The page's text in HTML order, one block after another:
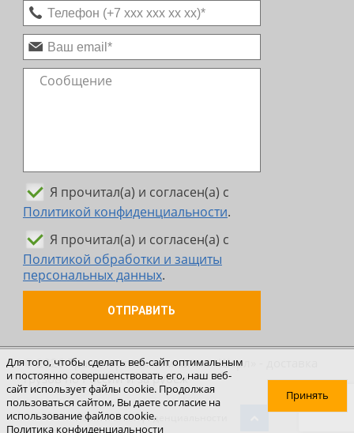
Я прочитал(а) и согласен(а) с
Политикой конфиденциальности.
Я прочитал(а) и согласен(а) с
Политикой обработки и защиты
персональных данных.
ОТПРАВИТЬ
© 2026 Транспортная компания «Шерл» - доставка
грузов по России и за рубеж
Политика конфиденциальности
Для того, чтобы сделать веб-сайт оптимальным
и постоянно совершенствовать его, наш веб-
сайт использует файлы cookie. Продолжая
пользоваться сайтом, Вы даете согласие на
использование файлов cookie.
Политика конфиденциальности
Принять